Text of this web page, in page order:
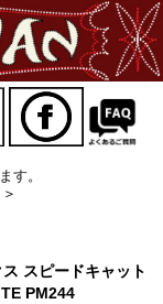
す。
スピードキャット
PM244